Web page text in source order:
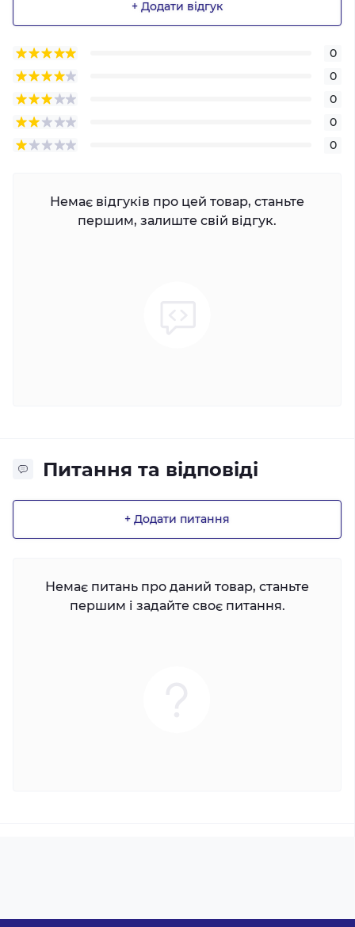
+ Додати відгук
0
0
0
0
0
Немає відгуків про цей товар, станьте
першим, залиште свій відгук.
Питання та відповіді
+ Додати питання
Немає питань про даний товар, станьте
першим і задайте своє питання.